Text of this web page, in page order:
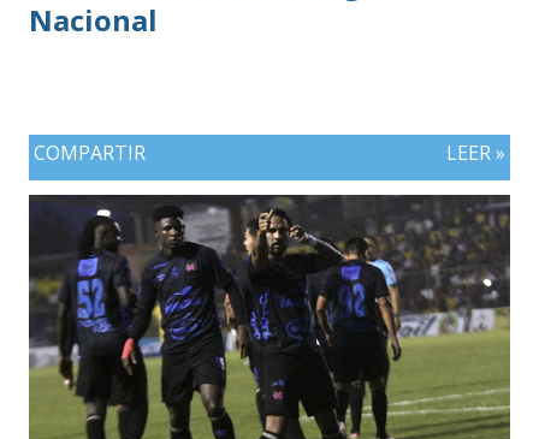
Nacional
COMPARTIR LEER »